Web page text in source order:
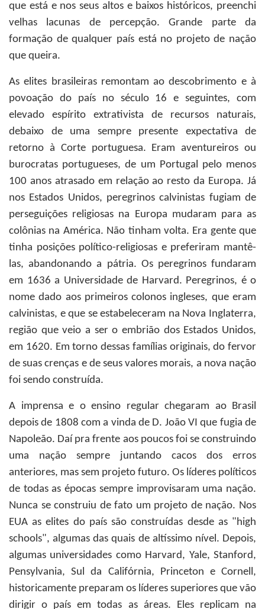
que está e nos seus altos e baixos históricos, preenchi
velhas lacunas de percepção. Grande parte da
formação de qualquer país está no projeto de nação
que queira.
As elites brasileiras remontam ao descobrimento e à
povoação do país no século 16 e seguintes, com
elevado espírito extrativista de recursos naturais,
debaixo de uma sempre presente expectativa de
retorno à Corte portuguesa. Eram aventureiros ou
burocratas portugueses, de um Portugal pelo menos
100 anos atrasado em relação ao resto da Europa. Já
nos Estados Unidos, peregrinos calvinistas fugiam de
perseguições religiosas na Europa mudaram para as
colônias na América. Não tinham volta. Era gente que
tinha posições político-religiosas e preferiram mantê-
las, abandonando a pátria. Os peregrinos fundaram
em 1636 a Universidade de Harvard. Peregrinos, é o
nome dado aos primeiros colonos ingleses, que eram
calvinistas, e que se estabeleceram na Nova Inglaterra,
região que veio a ser o embrião dos Estados Unidos,
em 1620. Em torno dessas famílias originais, do fervor
de suas crenças e de seus valores morais, a nova nação
foi sendo construída.
A imprensa e o ensino regular chegaram ao Brasil
depois de 1808 com a vinda de D. João VI que fugia de
Napoleão. Daí pra frente aos poucos foi se construindo
uma nação sempre juntando cacos dos erros
anteriores, mas sem projeto futuro. Os líderes políticos
de todas as épocas sempre improvisaram uma nação.
Nunca se construiu de fato um projeto de nação. Nos
EUA as elites do país são construídas desde as "high
schools", algumas das quais de altíssimo nível. Depois,
algumas universidades como Harvard, Yale, Stanford,
Pensylvania, Sul da Califórnia, Princeton e Cornell,
historicamente preparam os líderes superiores que vão
dirigir o país em todas as áreas. Eles replicam na